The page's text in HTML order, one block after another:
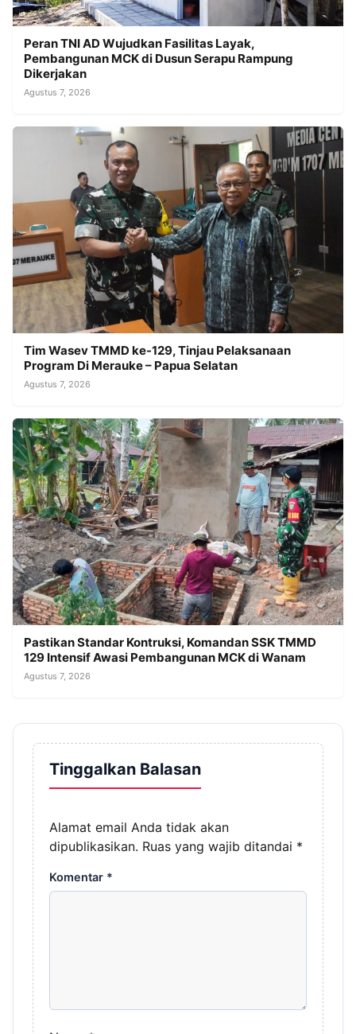
Peran TNI AD Wujudkan Fasilitas Layak,
Pembangunan MCK di Dusun Serapu Rampung
Dikerjakan
Agustus 7, 2026
Tim Wasev TMMD ke-129, Tinjau Pelaksanaan
Program Di Merauke – Papua Selatan
Agustus 7, 2026
Pastikan Standar Kontruksi, Komandan SSK TMMD
129 Intensif Awasi Pembangunan MCK di Wanam
Agustus 7, 2026
Tinggalkan Balasan
Alamat email Anda tidak akan
dipublikasikan. Ruas yang wajib ditandai *
Komentar *